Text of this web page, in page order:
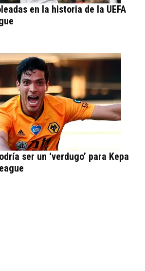
en la historia de la UEFA
ser un ‘verdugo’ para Kepa